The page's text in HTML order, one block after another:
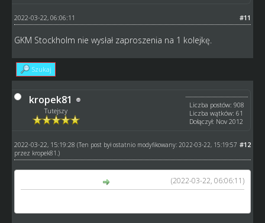
#11
2022-03-22, 06:06:11
GKM Stockholm nie wysłał zaproszenia na 1 kolejkę.
Szukaj
kropek81
Tutejszy
Liczba postów: 908
Liczba wątków: 61
Dołączył: Nov 2012
#12
2022-03-22, 15:19:28 (Ten post był ostatnio modyfikowany: 2022-03-22, 15:19:57
przez kropek81 .)
(2022-03-22, 06:06:11)